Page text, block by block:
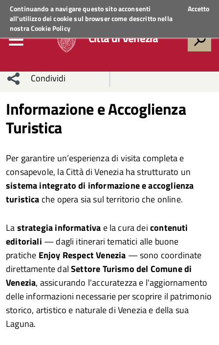
Continuando a navigare questo sito acconsenti
all'utilizzo dei cookie sul browser come descritto nella
nostraCookie Policy
Accetto
Regione VenetoACCEDI AI SERVIZI
Città di Venezia
Condividi
sui social
network
Condividi
Condividi
Facebook
su
Twitter
Condividi
su
Facebook
Condividi
su
Informazione e Accoglienza
Turistica
Per garantire un’esperienza di visita completa e
consapevole, la Città di Venezia ha strutturato un
sistema integrato di informazione e accoglienza
turistica che opera sia sul territorio che online.
Lastrategia informativa e la cura deicontenuti
editoriali — dagli itinerari tematici alle buone
pratiche Enjoy Respect Venezia — sono coordinate
direttamente dalSettoreTurismo del Comune di
Venezia, assicurando l'accuratezza e l'aggiornamento
delle informazioni necessarie per scoprire il patrimonio
storico, artistico e naturale di Venezia e della sua
Laguna.